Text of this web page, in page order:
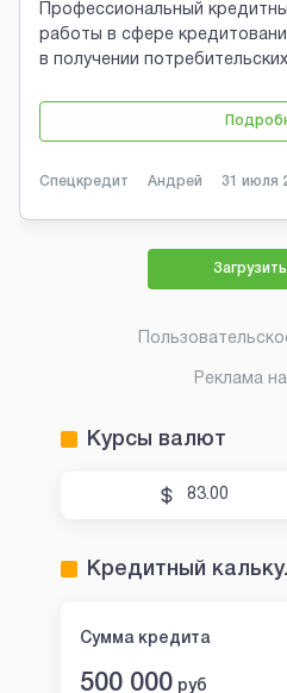
Профессиональный
работы в сфере
в получении
Спецкредит Андрей 31 июля
Реклама
Курсы валют
83.00
Кредитный
Сумма кредита
500 000 руб